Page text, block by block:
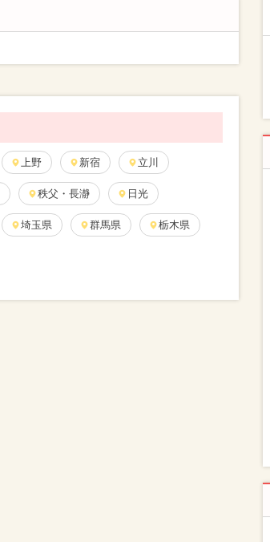
上野 新宿 立川
秩父・長瀞 日光
埼玉県 群馬県 栃木県